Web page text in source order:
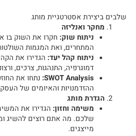
שלבים ביצירת אסטרטגיית מותג
מחקר ואנליזה
ניתוח שוק: חקרו את השוק בו
המתחרים, ואת המגמות
ניתוח קהל יעד: הגדירו את
דמוגרפיה, התנהגות, צרכים,
SWOT Analysis: נתחו את
ההזדמנויות והאיומים של
הגדרת מותג
משימה וחזון: הגדירו את
שלכם. מה אתם רוצים להשיג
מייצגים.